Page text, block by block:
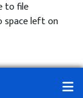
to file
space left on